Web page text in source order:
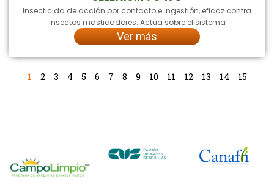
Insecticida de acción por contacto e ingestión, eficaz contra
insectos masticadores. Actúa sobre el sistema
Ver más
1 2 3 4 5 6 7 8 9 10 11 12 13 14 15